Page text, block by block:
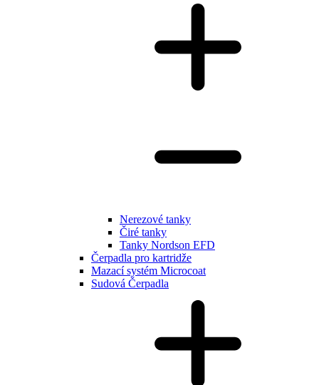
Nerezové tanky
Čiré tanky
Tanky Nordson EFD
Čerpadla pro kartridže
Mazací systém Microcoat
Sudová Čerpadla